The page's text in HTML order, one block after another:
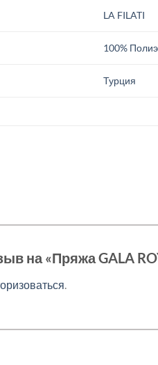
LA FILATI
100%
Турция
на «Пряжа GALA
.